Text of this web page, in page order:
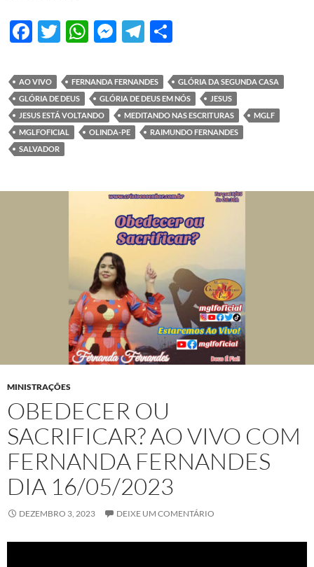
F
e
b
o
o
k
T
itt
er
W
at
s
A
p
M
se
n
g
er
T
e
gr
a
m
ar
e
AO VIVO FERNANDA FERNANDES
GLÓRIA DA SEGUNDA CASA
GLÓRIA DE DEUS
GLÓRIA DE DEUS EM NÓS
JESUS
JESUS ESTÁ VOLTANDO
MEDITANDO NAS ESCRITURAS
MGLF
MGLFOFICIAL
OLINDA-PE
RAIMUNDO FERNANDES
SALVADOR
MINISTRAÇÕES
OBEDECER OU
SACRIFICAR? AO VIVO COM
FERNANDA FERNANDES
DIA 16/05/2023
DEZEMBRO 3, 2023 DEIXE UM COMENTÁRIO